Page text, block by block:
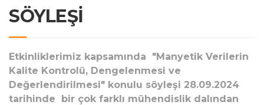
SÖYLEŞİ
Etkinliklerimiz kapsamında "Manyetik Verilerin
Kalite Kontrolü, Dengelenmesi ve
Değerlendirilmesi" konulu söyleşi 28.09.2024
tarihinde bir çok farklı mühendislik dalından